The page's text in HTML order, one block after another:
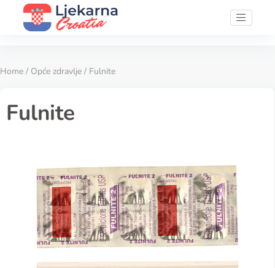
Home / Opće zdravlje / Fulnite
Fulnite